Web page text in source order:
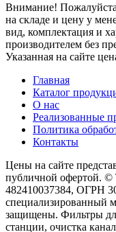
Внимание!
на складе и цену у
вид, комплектация и
производителем без
Указанная на сайте
Главная
Каталог
О нас
Реализованные
Политика
Контакты
Цены на сайте
публичной офертой.
482410037384, ОГРН
специализированный
защищены. Фильтры
станции, очистка